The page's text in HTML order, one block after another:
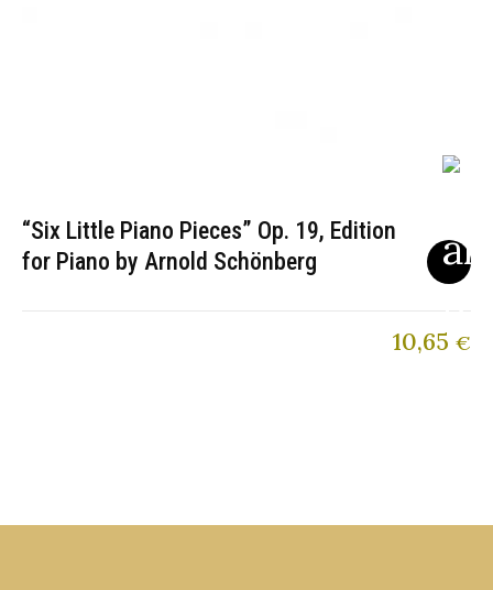
“Six Little Piano Pieces” Op. 19, Edition
for Piano by Arnold Schönberg
10,65 €